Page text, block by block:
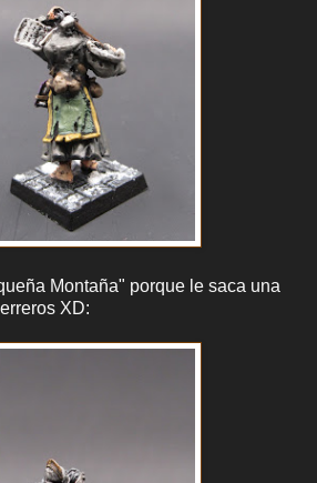
Montaña" porque le saca una
XD: